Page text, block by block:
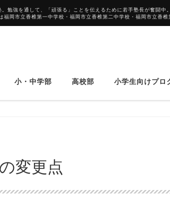
勉強を通して、「頑張る」ことを伝えるために若手塾長が奮闘
岡市立香椎第一中学校・福岡市立香椎第二中学校・福岡市立香
小・中学部 高校部 小学生向けプロ
変更点